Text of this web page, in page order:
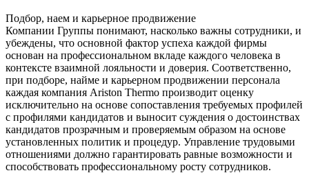
Подбор, наем и карьерное продвижение
Компании Группы понимают, насколько важны сотрудники, и
убеждены, что основной фактор успеха каждой фирмы
основан на профессиональном вкладе каждого человека в
контексте взаимной лояльности и доверия. Соответственно,
при подборе, найме и карьерном продвижении персонала
каждая компания Ariston Thermo производит оценку
исключительно на основе сопоставления требуемых профилей
с профилями кандидатов и выносит суждения о достоинствах
кандидатов прозрачным и проверяемым образом на основе
установленных политик и процедур. Управление трудовыми
отношениями должно гарантировать равные возможности и
способствовать профессиональному росту сотрудников.